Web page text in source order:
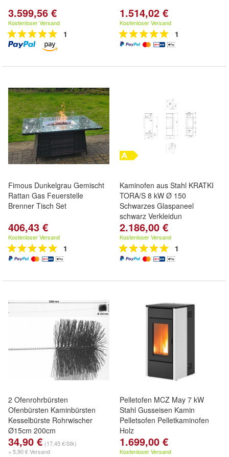
3.599,56 €
Kostenloser Versand
1
1.514,02 €
Kostenloser Versand
1
Fimous Dunkelgrau Gemischt
Rattan Gas Feuerstelle
Brenner Tisch Set
406,43 €
Kostenloser Versand
1
Kaminofen aus Stahl KRATKI
TORA/S 8 kW Ø 150
Schwarzes Glaspaneel
schwarz Verkleidun
2.186,00 €
Kostenloser Versand
1
2 Ofenrohrbürsten
Ofenbürsten Kaminbürsten
Kesselbürste Rohrwischer
Ø15cm 200cm
34,90 € (17,45 €/Stk)
+ 5,90 € Versand
Pelletofen MCZ May 7 kW
Stahl Gusseisen Kamin
Pelletsofen Pelletkaminofen
Holz
1.699,00 €
Kostenloser Versand